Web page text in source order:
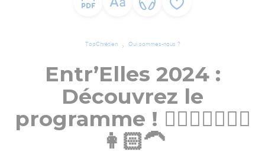
TopChrétien Qui sommes-nous ?
Entr’Elles 2024 :
Découvrez le
programme ! 👩🏽‍⚕🙋‍♀️👱‍♀️
👩🏻‍🦱